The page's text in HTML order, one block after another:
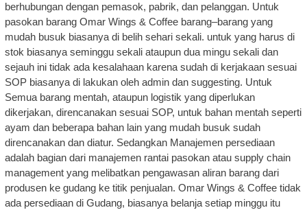
berhubungan dengan pemasok, pabrik, dan pelanggan. Untuk
pasokan barang Omar Wings & Coffee barang–barang yang
mudah busuk biasanya di belih sehari sekali. untuk yang harus di
stok biasanya seminggu sekali ataupun dua mingu sekali dan
sejauh ini tidak ada kesalahaan karena sudah di kerjakaan sesuai
SOP biasanya di lakukan oleh admin dan suggesting. Untuk
Semua barang mentah, ataupun logistik yang diperlukan
dikerjakan, direncanakan sesuai SOP, untuk bahan mentah seperti
ayam dan beberapa bahan lain yang mudah busuk sudah
direncanakan dan diatur. Sedangkan Manajemen persediaan
adalah bagian dari manajemen rantai pasokan atau supply chain
management yang melibatkan pengawasan aliran barang dari
produsen ke gudang ke titik penjualan. Omar Wings & Coffee tidak
ada persediaan di Gudang, biasanya belanja setiap minggu itu